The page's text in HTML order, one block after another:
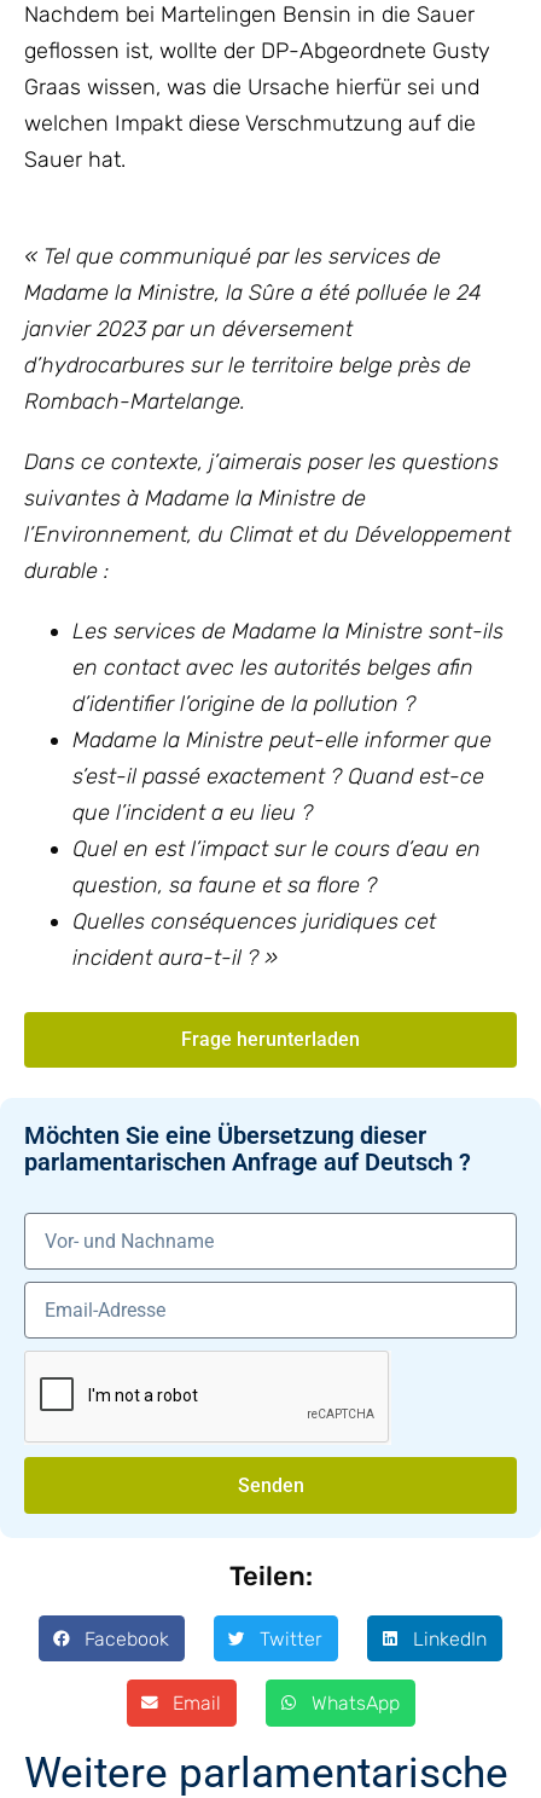
Nachdem bei Martelingen Bensin in die Sauer
geflossen ist, wollte der DP-Abgeordnete Gusty
Graas wissen, was die Ursache hierfür sei und
welchen Impakt diese Verschmutzung auf die
Sauer hat.
« Tel que communiqué par les services de
Madame la Ministre, la Sûre a été polluée le 24
janvier 2023 par un déversement
d’hydrocarbures sur le territoire belge près de
Rombach-Martelange.
Dans ce contexte, j’aimerais poser les questions
suivantes à Madame la Ministre de
l’Environnement, du Climat et du Développement
durable :
Les services de Madame la Ministre sont-ils
en contact avec les autorités belges afin
d’identifier l’origine de la pollution ?
Madame la Ministre peut-elle informer que
s’est-il passé exactement ? Quand est-ce
que l’incident a eu lieu ?
Quel en est l’impact sur le cours d’eau en
question, sa faune et sa flore ?
Quelles conséquences juridiques cet
incident aura-t-il ? »
Frage herunterladen
Möchten Sie eine Übersetzung dieser
parlamentarischen Anfrage auf Deutsch ?
Senden
Teilen:
Facebook Twitter LinkedIn
Email WhatsApp
Weitere parlamentarische